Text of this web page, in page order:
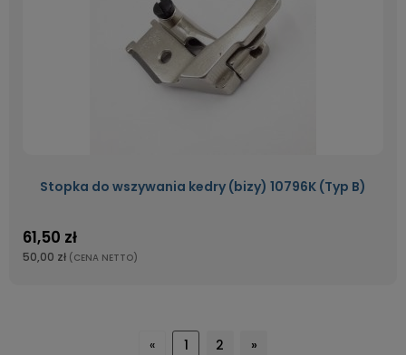
Stopka do wszywania kedry (bizy) 10796K (Typ B)
61,50 zł
50,00 zł (CENA NETTO)
« 1 2 »